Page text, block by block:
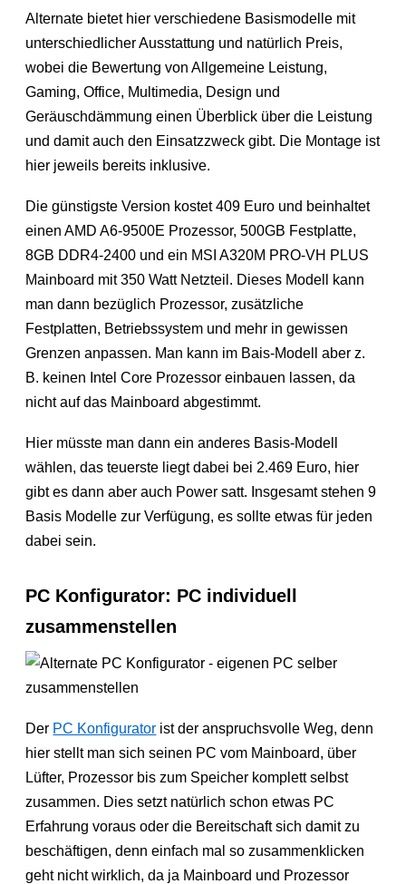
Alternate bietet hier verschiedene Basismodelle mit
unterschiedlicher Ausstattung und natürlich Preis,
wobei die Bewertung von Allgemeine Leistung,
Gaming, Office, Multimedia, Design und
Geräuschdämmung einen Überblick über die Leistung
und damit auch den Einsatzzweck gibt. Die Montage ist
hier jeweils bereits inklusive.
Die günstigste Version kostet 409 Euro und beinhaltet
einen AMD A6-9500E Prozessor, 500GB Festplatte,
8GB DDR4-2400 und ein MSI A320M PRO-VH PLUS
Mainboard mit 350 Watt Netzteil. Dieses Modell kann
man dann bezüglich Prozessor, zusätzliche
Festplatten, Betriebssystem und mehr in gewissen
Grenzen anpassen. Man kann im Bais-Modell aber z.
B. keinen Intel Core Prozessor einbauen lassen, da
nicht auf das Mainboard abgestimmt.
Hier müsste man dann ein anderes Basis-Modell
wählen, das teuerste liegt dabei bei 2.469 Euro, hier
gibt es dann aber auch Power satt. Insgesamt stehen 9
Basis Modelle zur Verfügung, es sollte etwas für jeden
dabei sein.
PC Konfigurator: PC individuell
zusammenstellen
Der PC Konfigurator ist der anspruchsvolle Weg, denn
hier stellt man sich seinen PC vom Mainboard, über
Lüfter, Prozessor bis zum Speicher komplett selbst
zusammen. Dies setzt natürlich schon etwas PC
Erfahrung voraus oder die Bereitschaft sich damit zu
beschäftigen, denn einfach mal so zusammenklicken
geht nicht wirklich, da ja Mainboard und Prozessor